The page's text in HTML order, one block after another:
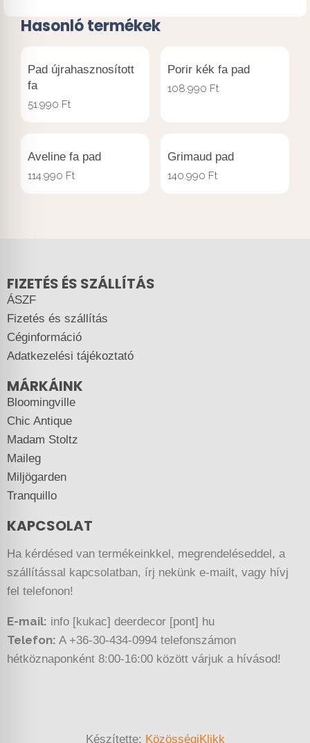
Hasonló termékek
Pad újrahasznosított
fa
51.990 Ft
Porir kék fa pad
108.990 Ft
Aveline fa pad
114.990 Ft
Grimaud pad
140.990 Ft
FIZETÉS ÉS SZÁLLÍTÁS
ÁSZF
Fizetés és szállítás
Céginformáció
Adatkezelési tájékoztató
MÁRKÁINK
Bloomingville
Chic Antique
Madam Stoltz
Maileg
Miljögarden
Tranquillo
KAPCSOLAT
Ha kérdésed van termékeinkkel, megrendeléseddel, a
szállítással kapcsolatban, írj nekünk e-mailt, vagy hívj
fel telefonon!
E-mail: info [kukac] deerdecor [pont] hu
Telefon: A +36-30-434-0994 telefonszámon
hétköznaponként 8:00-16:00 között várjuk a hívásod!
Készítette: KözösségiKlikk